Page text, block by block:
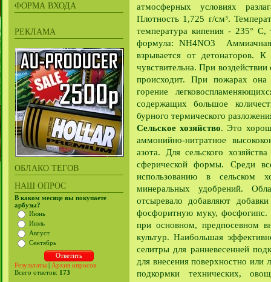
ФОРМА ВХОДА
РЕКЛАМА
ОБЛАКО ТЕГОВ
НАШ ОПРОС
В каком месяце вы покупаете
арбузы?
Июнь
Июль
Август
Сентябрь
Результаты | Архив опросов
Всего ответов: 173
атмосферных условиях
Плотность 1,725 г/см³.
температура кипения - 235°
формула: NH4NO3
взрывается от детонаторов.
чувствительна. При
происходит. При пожарах она
горение
содержащих большое
бурного термического
Сельское хозяйство. Это
аммонийно-нитратное
азота. Для сельского
сферической формы. Среди
использованию в сельском
минеральных удобрений.
отсыревало добавляют
фосфоритную муку, фосфогипс.
при основном, предпосевном
культур. Наибольшая
селитры для ранневесенней
для внесения поверхностно или
подкормки технических,